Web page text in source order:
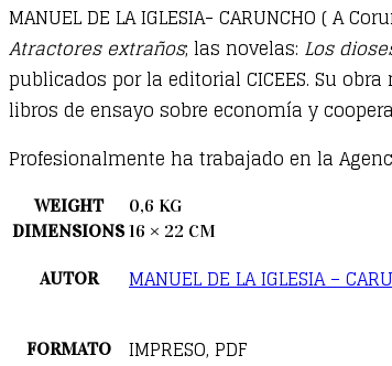
MANUEL DE LA IGLESIA- CARUNCHO (
Atractores extraños; las novelas: Los
publicados por la editorial CICEES. Su
libros de ensayo sobre economía y
Profesionalmente ha trabajado en la
WEIGHT
0,6 KG
DIMENSIONS 16 × 22 CM
AUTOR MANUEL DE LA IGLESIA –
FORMATO IMPRESO, PDF